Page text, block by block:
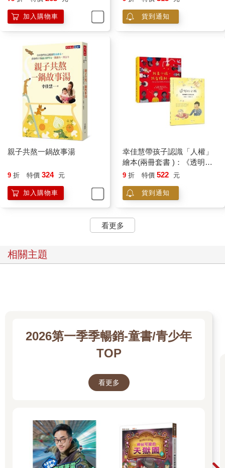
加入購物車 貨到通知
親子共熬一鍋故事湯
9 折 特價 324 元
加入購物車
幸佳慧帶孩子認識「人權」
繪本(兩冊套書 )：《透明的
小孩》＋《我是小孩，我有
9 折 特價 522 元
貨到通知
看更多
相關主題
2026第一季季暢銷-童書/青少年
TOP
看更多